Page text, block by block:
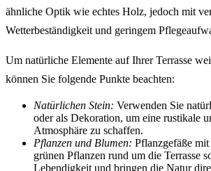
ähnliche Optik wie echtes Holz, jedoch mit
Wetterbeständigkeit und geringem
Um natürliche Elemente auf Ihrer Terrasse
können Sie folgende Punkte beachten:
Natürlichen Stein: Verwenden Sie
oder als Dekoration, um eine rustikale
Atmosphäre zu schaffen.
Pflanzen und Blumen: Pflanzgefäße
grünen Pflanzen rund um die Terrasse
Lebendigkeit und bringen die Natur